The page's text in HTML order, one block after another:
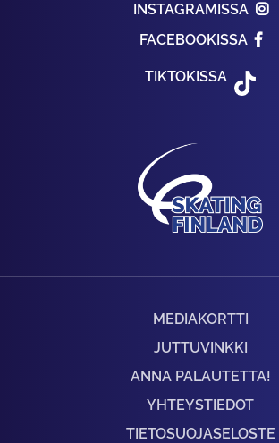
INSTAGRAMISSA
FACEBOOKISSA
TIKTOKISSA
MEDIAKORTTI
JUTTUVINKKI
ANNA PALAUTETTA!
YHTEYSTIEDOT
TIETOSUOJASELOSTE